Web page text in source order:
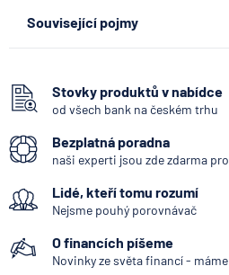
Související pojmy
Stovky produktů v nabídce
od všech bank na českém trhu
Bezplatná poradna
naši experti jsou zde zdarma
Lidé, kteří tomu rozumí
Nejsme pouhý porovnávač
O financích píšeme
Novinky ze světa financí -